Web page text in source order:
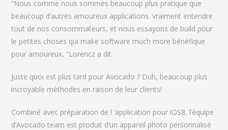
“Nous comme nous sommes beaucoup plus pratique que
beaucoup d’autres amoureux applications. vraiment entendre
tout de nos consommateurs, et nous essayons de build pour
le petites choses qui make software much more bénéfique
pour amoureux, “Lorencz a dit.
Juste quoi est plus tard pour Avocado ? Duh, beaucoup plus
incroyable méthodes en raison de leur clients!
Combiné avec préparation de l ‘application pour iOS8, l’équipe
d’Avocado team est produit d’un appareil photo personnalisé